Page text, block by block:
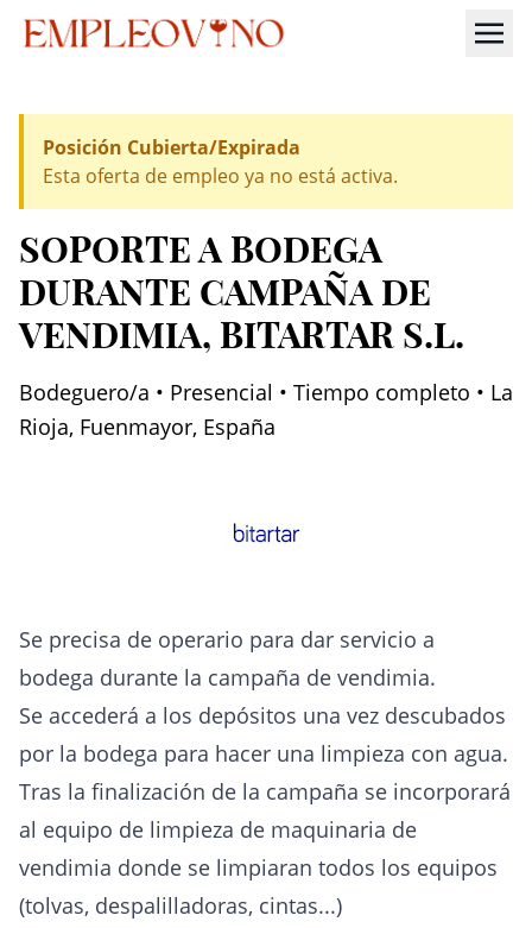
Posición Cubierta/Expirada
Esta oferta de empleo ya no está activa.
SOPORTE A BODEGA
DURANTE CAMPAÑA DE
VENDIMIA, BITARTAR S.L.
Bodeguero/a • Presencial • Tiempo completo • La
Rioja, Fuenmayor, España
Se precisa de operario para dar servicio a
bodega durante la campaña de vendimia.
Se accederá a los depósitos una vez descubados
por la bodega para hacer una limpieza con agua.
Tras la finalización de la campaña se incorporará
al equipo de limpieza de maquinaria de
vendimia donde se limpiaran todos los equipos
(tolvas, despalilladoras, cintas...)